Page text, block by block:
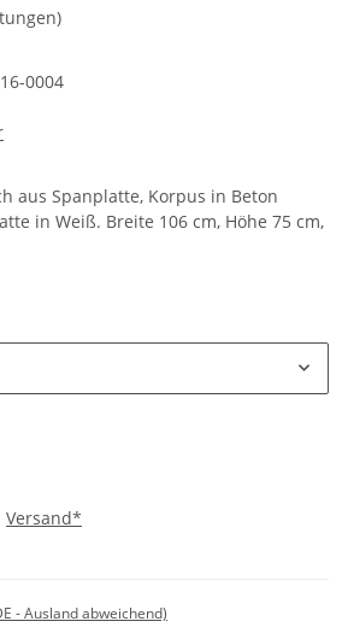
0004
aus Spanplatte, Korpus in Beton
in Weiß. Breite 106 cm, Höhe 75 cm,
Versand*
- Ausland abweichend)